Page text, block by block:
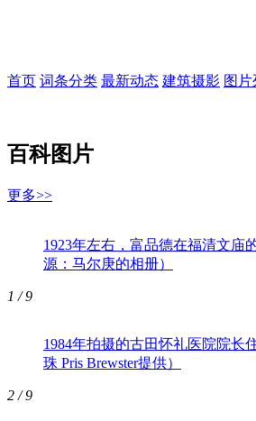
首页 词条分类 最新动态 建筑摄影 图片
百科图片
更多>>
1923年左右，富品德在福清文庙
源：马尔庚的相册）
1 / 9
1984年拍摄的古田怀礼医院院长
珠 Pris Brewster提供）
2 / 9